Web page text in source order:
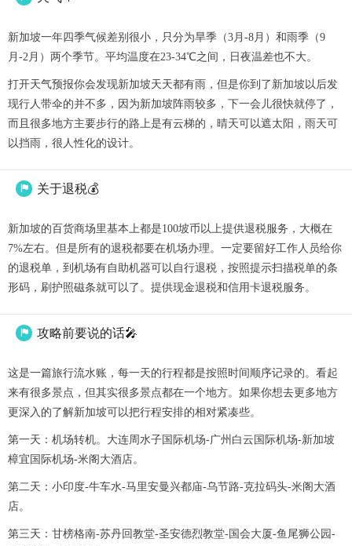
新加坡一年四季气候差别很小，只分为旱季（3月-8月）和雨季（9
月-2月）两个季节。平均温度在23-34℃之间，日夜温差也不大。
打开天气预报你会发现新加坡天天都有雨，但是你到了新加坡以后发
现行人带伞的并不多，因为新加坡阵雨较多，下一会儿很快就停了，
而且很多地方主要步行的路上是有云梯的，晴天可以遮太阳，雨天可
以挡雨，很人性化的设计。
 关于退税💰
新加坡的百货商场里基本上都是100坡币以上提供退税服务，大概在
7%左右。但是所有的退税都要在机场办理。一定要留好工作人员给你
的退税单，到机场有自助机器可以自行退税，按照提示扫描税单的条
形码，刷护照磁条就可以了。提供现金退税和信用卡退税服务。
 攻略前要说的话🎤
这是一篇旅行流水账，每一天的行程都是按照时间顺序记录的。看起
来有很多景点，但其实很多景点都在一个地方。如果你想去更多地方
更深入的了解新加坡可以把行程安排的相对紧凑些。
第一天：机场转机。大连周水子国际机场-广州白云国际机场-新加坡
樟宜国际机场-米阁大酒店。
第二天：小印度-牛车水-马里安曼兴都庙-乌节路-克拉码头-米阁大酒
店。
第三天：甘榜格南-苏丹回教堂-圣安德烈教堂-国会大厦-鱼尾狮公园-